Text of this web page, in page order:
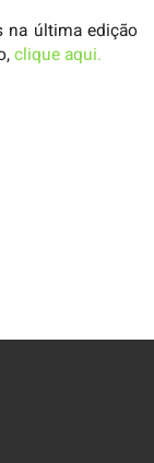
na última edição
clique aqui.